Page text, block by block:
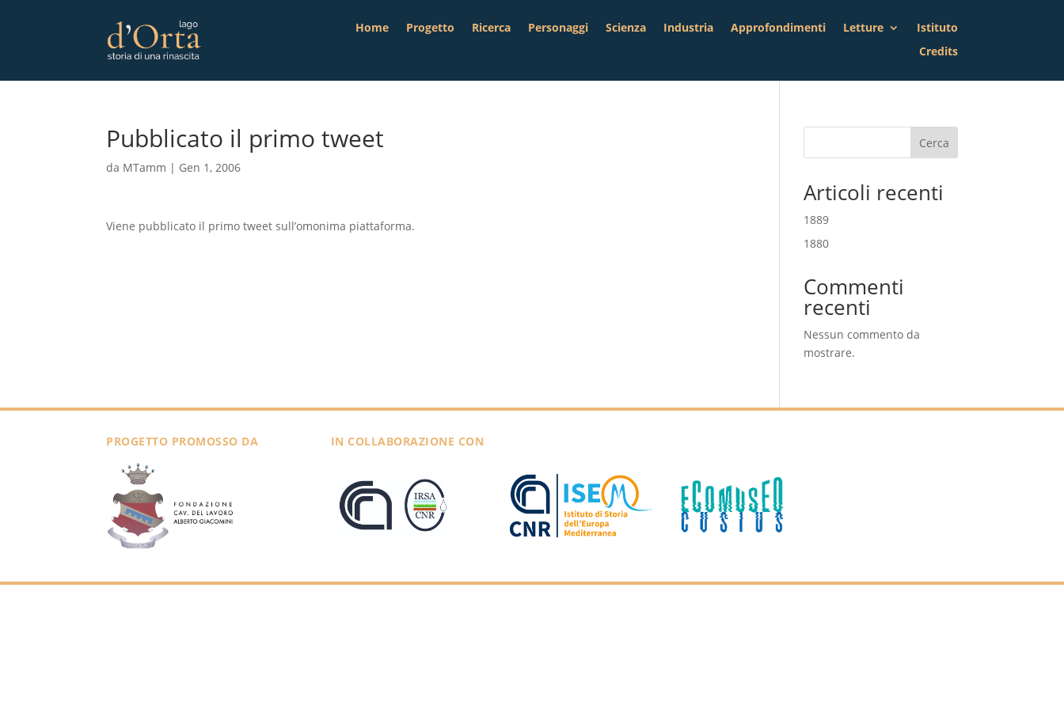
Home Progetto Ricerca Personaggi Scienza Industria Approfondimenti Letture
Istituto
Credits
Pubblicato il primo tweet
da MTamm | Gen 1, 2006
Viene pubblicato il primo tweet sull’omonima piattaforma.
Cerca
Articoli recenti
1889
1880
Commenti
recenti
Nessun commento da
mostrare.
PROGETTO PROMOSSO DA IN COLLABORAZIONE CON